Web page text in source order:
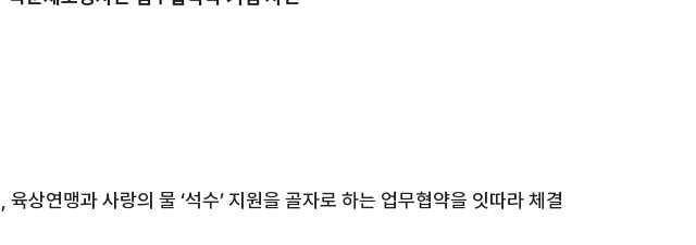
육상연맹과 사랑의 물 ‘석수’ 지원을 골자로 하는 업무협약을 잇따라 체결